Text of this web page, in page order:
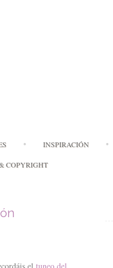
to
content
INSPIRACIÓN
COPYRIGHT